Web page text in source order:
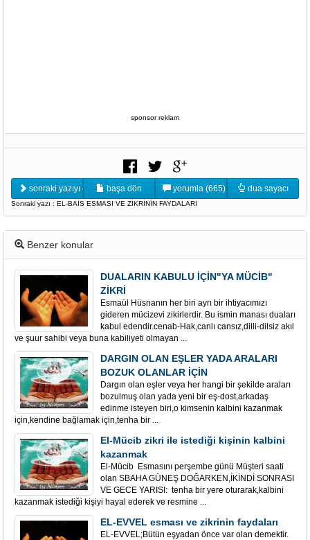
sponsor reklam
sonraki yazıyı oku başa dön yorumla (665) dua sayacı
Sonraki yazı : EL-BAİS ESMASI VE ZİKRİNİN FAYDALARI
Benzer konular
DUALARIN KABULU İÇİN"YA MÜCİB"
ZİKRİ
Esmaül Hüsnanın her biri ayrı bir ihtiyacımızı
gideren mücizevi zikirlerdir. Bu ismin manası duaları
kabul edendir.cenab-Hak,canlı cansız,dilli-dilsiz akıl
ve şuur sahibi veya buna kabiliyeti olmayan ...
DARGIN OLAN EŞLER YADA ARALARI
BOZUK OLANLAR İÇİN
Dargın olan eşler veya her hangi bir şekilde araları
bozulmuş olan yada yeni bir eş-dost,arkadaş
edinme isteyen biri,o kimsenin kalbini kazanmak
için,kendine bağlamak için,tenha bir ...
El-Mücib zikri ile istediği kişinin kalbini
kazanmak
El-Mücib Esmasını perşembe günü Müşteri saati
olan SBAHA GÜNEŞ DOĞARKEN,İKİNDİ SONRASI
VE GECE YARISI: tenha bir yere oturarak,kalbini
kazanmak istediği kişiyi hayal ederek ve resmine ...
EL-EVVEL esması ve zikrinin faydaları
EL-EVVEL;Bütün eşyadan önce var olan demektir.